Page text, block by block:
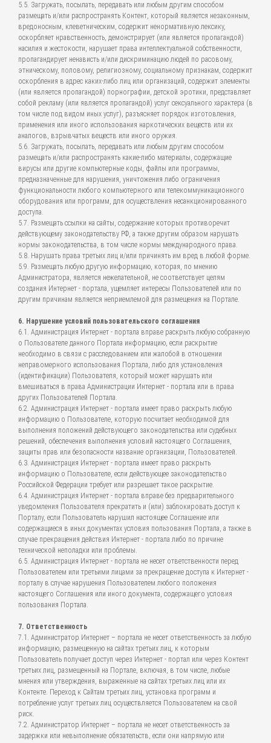
5.5. Загружать, посылать, передавать или любым другим способом
размещать и/или распространять Контент, который является незаконным,
вредоносным, клеветническим, содержит ненормативную лексику,
оскорбляет нравственность, демонстрирует (или является пропагандой)
насилия и жестокости, нарушает права интеллектуальной собственности,
пропагандирует ненависть и/или дискриминацию людей по расовому,
этническому, половому, религиозному, социальному признакам, содержит
оскорбления в адрес каких-либо лиц или организаций, содержит элементы
(или является пропагандой) порнографии, детской эротики, представляет
собой рекламу (или является пропагандой) услуг сексуального характера (в
том числе под видом иных услуг), разъясняет порядок изготовления,
применения или иного использования наркотических веществ или их
аналогов, взрывчатых веществ или иного оружия.
5.6. Загружать, посылать, передавать или любым другим способом
размещать и/или распространять какие-либо материалы, содержащие
вирусы или другие компьютерные коды, файлы или программы,
предназначенные для нарушения, уничтожения либо ограничения
функциональности любого компьютерного или телекоммуникационного
оборудования или программ, для осуществления несанкционированного
доступа.
5.7. Размещать ссылки на сайты, содержание которых противоречит
действующему законодательству РФ, а также другим образом нарушать
нормы законодательства, в том числе нормы международного права.
5.8. Нарушать права третьих лиц и/или причинять им вред в любой форме.
5.9. Размещать любую другую информацию, которая, по мнению
Администратора, является нежелательной, не соответствует целям
создания Интернет - портала, ущемляет интересы Пользователей или по
другим причинам является неприемлемой для размещения на Портале.
6. Нарушение условий пользовательского соглашения
6.1. Администрация Интернет - портала вправе раскрыть любую собранную
о Пользователе данного Портала информацию, если раскрытие
необходимо в связи с расследованием или жалобой в отношении
неправомерного использования Портала, либо для установления
(идентификации) Пользователя, который может нарушать или
вмешиваться в права Администрации Интернет - портала или в права
других Пользователей Портала.
6.2. Администрация Интернет - портала имеет право раскрыть любую
информацию о Пользователе, которую посчитает необходимой для
выполнения положений действующего законодательства или судебных
решений, обеспечения выполнения условий настоящего Соглашения,
защиты прав или безопасности название организации, Пользователей.
6.3. Администрация Интернет - портала имеет право раскрыть
информацию о Пользователе, если действующее законодательство
Российской Федерации требует или разрешает такое раскрытие.
6.4. Администрация Интернет - портала вправе без предварительного
уведомления Пользователя прекратить и (или) заблокировать доступ к
Порталу, если Пользователь нарушил настоящее Соглашение или
содержащиеся в иных документах условия пользования Портала, а также в
случае прекращения действия Интернет - портала либо по причине
технической неполадки или проблемы.
6.5. Администрация Интернет - портала не несет ответственности перед
Пользователем или третьими лицами за прекращение доступа к Интернет -
порталу в случае нарушения Пользователем любого положения
настоящего Соглашения или иного документа, содержащего условия
пользования Портала.
7. Ответственность
7.1. Администратор Интернет – портала не несет ответственность за любую
информацию, размещенную на сайтах третьих лиц, к которым
Пользователь получает доступ через Интернет - портал или через Контент
третьих лиц, размещенный на Портале, включая, в том числе, любые
мнения или утверждения, выраженные на сайтах третьих лиц или их
Контенте. Переход к Сайтам третьих лиц, установка программ и
потребление услуг третьих лиц осуществляется Пользователем на свой
риск.
7.2. Администратор Интернет – портала не несет ответственность за
задержки или невыполнение обязательств, если они напрямую или